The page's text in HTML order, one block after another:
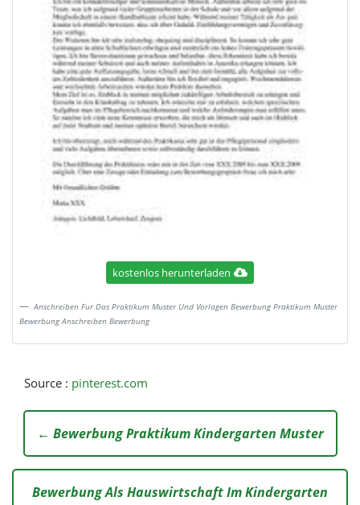
kostenlos herunterladen
Anschreiben Fur Das Praktikum Muster Und Vorlagen Bewerbung Praktikum Muster
Bewerbung Anschreiben Bewerbung
Source : pinterest.com
← Bewerbung Praktikum Kindergarten Muster
Bewerbung Als Hauswirtschaft Im Kindergarten